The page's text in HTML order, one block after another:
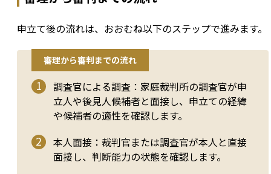
申立て後の流れは、おおむね以下のステップで進みます。
審理から審判までの流れ
調査官による調査：家庭裁判所の調査官が申
立人や後見人候補者と面接し、申立ての経緯
や候補者の適性を確認します。
本人面接：裁判官または調査官が本人と直接
面接し、判断能力の状態を確認します。